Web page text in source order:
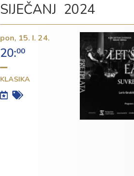
SIJEČANJ 2024
pon, 15. I. 24.
20:00
KLASIKA